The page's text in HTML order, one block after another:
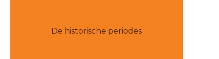
De historische periodes